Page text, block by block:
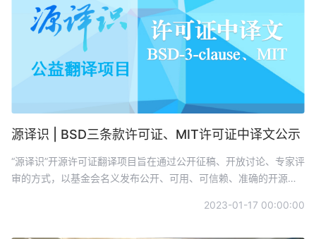
源译识 | BSD三条款许可证、MIT许可证中译文公示
“源译识”开源许可证翻译项目旨在通过公开征稿、开放讨论、专家评
审的方式，以基金会名义发布公开、可用、可信赖、准确的开源许
发者合规、正确地使用及开发开源软硬件。在共译中寻求开源的共
2023-01-17 00:00:00